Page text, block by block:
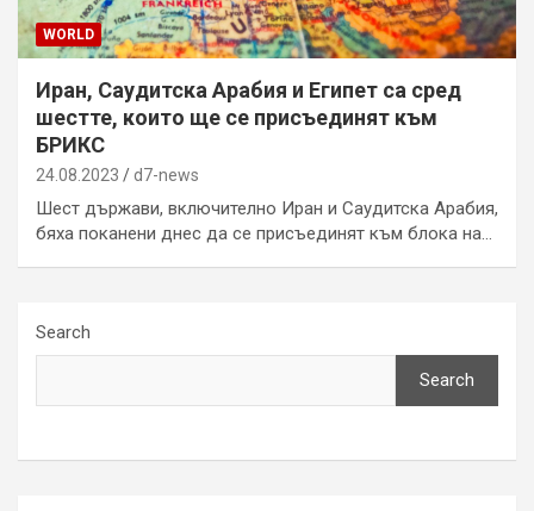
WORLD
Иран, Саудитска Арабия и Египет са сред
шестте, които ще се присъединят към
БРИКС
24.08.2023 d7-news
Шест държави, включително Иран и Саудитска Арабия,
бяха поканени днес да се присъединят към блока на…
Search
Search